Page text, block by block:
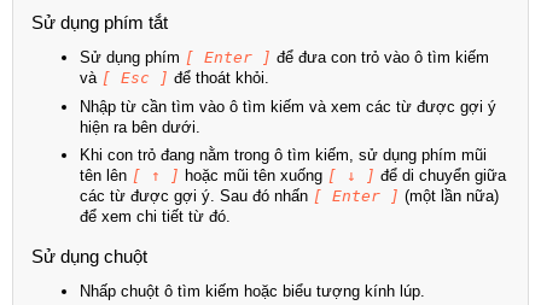
Sử dụng phím tắt
Sử dụng phím [ Enter ] để đưa con trỏ vào ô tìm kiếm
và [ Esc ] để thoát khỏi.
Nhập từ cần tìm vào ô tìm kiếm và xem các từ được gợi ý
hiện ra bên dưới.
Khi con trỏ đang nằm trong ô tìm kiếm, sử dụng phím mũi
tên lên [ ↑ ] hoặc mũi tên xuống [ ↓ ] để di chuyển giữa
các từ được gợi ý. Sau đó nhấn [ Enter ] (một lần nữa)
để xem chi tiết từ đó.
Sử dụng chuột
Nhấp chuột ô tìm kiếm hoặc biểu tượng kính lúp.